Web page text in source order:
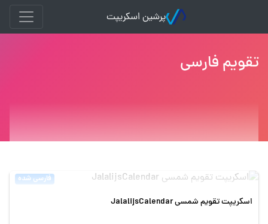
پرشین اسکریپت
تقویم فارسی
فارسی شده
اسکریپت تقویم شمسی JalalijsCalendar